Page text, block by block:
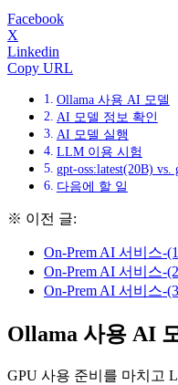
Facebook
X
Linkedin
Copy URL
Ollama 사용 AI 모델
AI 모델 정보 확인
AI 모델 실행
LLM 이용 시험
gpt-oss:latest(20B)
다음에 할 일
※ 이전 글:
On-Prem AI 서비스-
On-Prem AI 서비스-
On-Prem AI 서비스-
Ollama 사용 AI
GPU 사용 준비를 마치고